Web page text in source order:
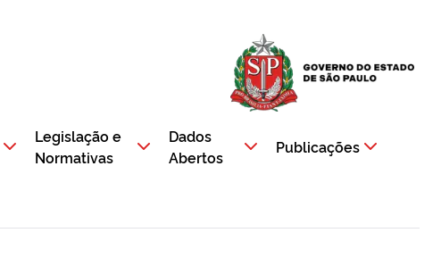
Legislação e
Normativas
Dados
Abertos
Publicações